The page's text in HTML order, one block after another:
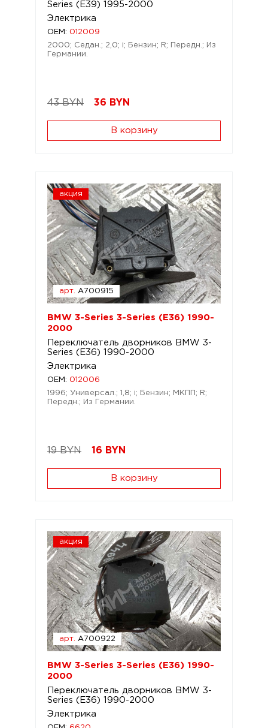
Series (E39) 1995-2000
Электрика
OEM: 012009
2000; Седан.; 2,0; i; Бензин; R; Передн.; Из
Германии.
43 BYN 36 BYN
В корзину
акция
арт. A700915
BMW 3-Series 3-Series (E36) 1990-
2000
Переключатель дворников BMW 3-
Series (E36) 1990-2000
Электрика
OEM: 012006
1996; Универсал.; 1,8; i; Бензин; МКПП; R;
Передн.; Из Германии.
19 BYN 16 BYN
В корзину
акция
арт. A700922
BMW 3-Series 3-Series (E36) 1990-
2000
Переключатель дворников BMW 3-
Series (E36) 1990-2000
Электрика